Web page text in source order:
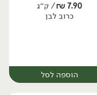
יח׳ ק״ג
7.90
₪/ ק״ג
כרוב לבן
הוספה לסל